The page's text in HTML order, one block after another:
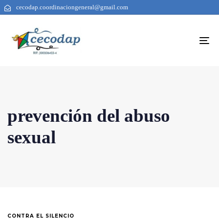
cecodap.coordinaciongeneral@gmail.com
prevención del abuso
sexual
CONTRA EL SILENCIO